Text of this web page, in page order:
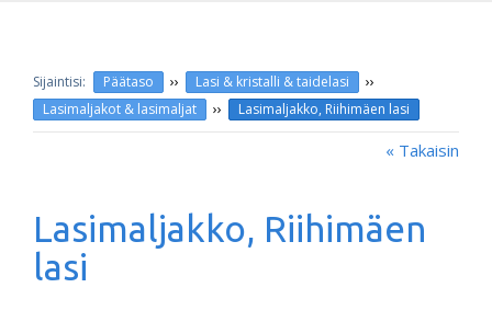
Päätaso ›› Lasi & kristalli & taidelasi ››
Lasimaljakot & lasimaljat ›› Lasimaljakko, Riihimäen lasi
« Takaisin
Lasimaljakko, Riihimäen
lasi